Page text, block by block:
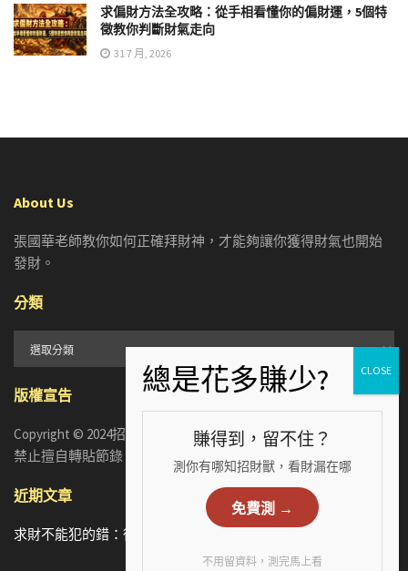
求偏財方法全攻略：從手相看懂你的偏財運，5個特
徵教你判斷財氣走向
31 7 月, 2026
About Us
張國華老師教你如何正確拜財神，才能夠讓你獲得財氣也開始
發財。
分類
版權宣告
Copyright © 2024招財張國華. ALL RIGHTS RESERVED. 版權所有，
禁止擅自轉貼節錄
近期文章
求財不能犯的錯：從5個手相財運特徵，看懂你漏財的真正原因
賺得到，留不住？
測你有哪知招財獸，看財漏在哪
免費測 →
不用留資料，測完馬上看